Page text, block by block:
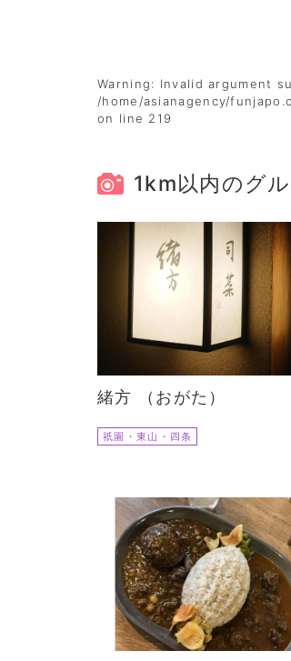
Warning: Invalid argument
/home/asianagency/
on line 219
1km以内のグ
緒方 （おがた）
祇園・東山・四条